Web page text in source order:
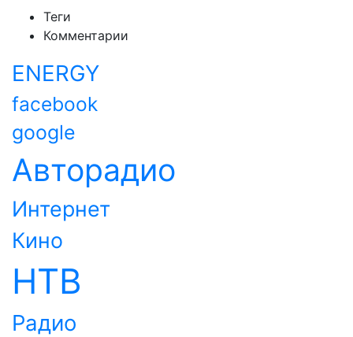
Теги
Комментарии
ENERGY
facebook
google
Авторадио
Интернет
Кино
НТВ
Радио